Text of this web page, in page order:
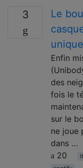
3
Le
Enfin
des
fois le
sur le
ne joue
dans …
20